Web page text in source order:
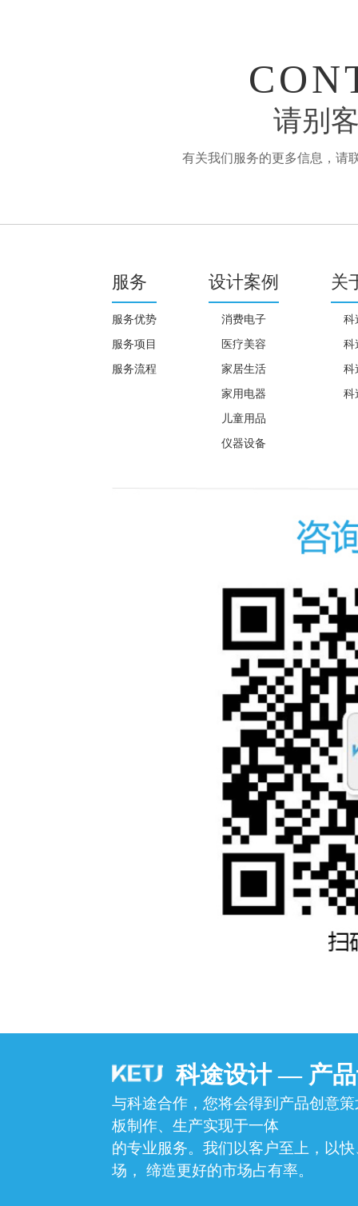
请别
有关我们服务的更多信息，请
服务
服务优势
服务项目
服务流程
设计案例
消费电子
医疗美容
家居生活
家用电器
儿童用品
仪器设备
关
科
科
科
科
科途设计 — 产
与科途合作，您将会得到产品创意
板制作、生产实现于一体
的专业服务。我们以客户至上，以
场，
缔造更好的市场占有率。